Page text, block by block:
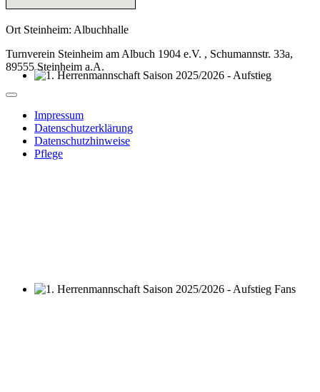
Ort Steinheim: Albuchhalle
Turnverein Steinheim am Albuch 1904 e.V. , Schumannstr. 33a,
89555 Steinheim a.A.
Impressum
Datenschutzerklärung
Datenschutzhinweise
Pflege